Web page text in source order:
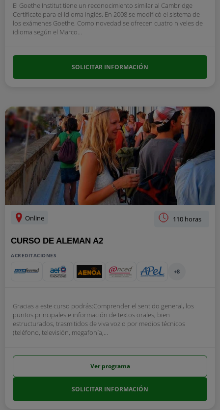
El Goethe Institut tiene un reconocimiento similar al Cambridge
Certificate para el idioma inglés. En 2008 se modificó el sistema de
los exámenes Goethe. Como novedad se ofrecen cuatro niveles de
idioma según el Marco...
SOLICITAR INFORMACIÓN
Online 110 horas
CURSO DE ALEMAN A2
ACREDITACIONES
+8
Gracias a este curso podrás:Comprender el sentido general, los
puntos principales e información de textos orales, bien
estructurados, trasmitidos de viva voz o por medios técnicos
(teléfono, televisión, megafonía,...
Ver programa
SOLICITAR INFORMACIÓN